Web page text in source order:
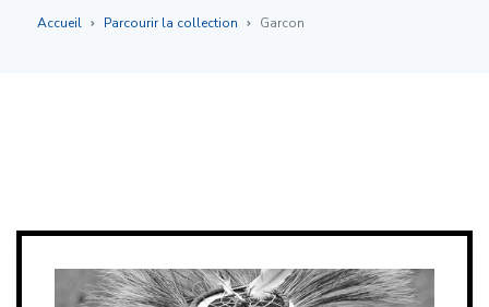
Accueil Parcourir la collection Garcon